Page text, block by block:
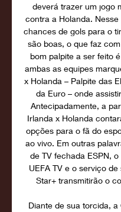
deverá trazer um jogo
contra a Holanda. Nesse
chances de gols para o
são boas, o que faz
bom palpite a ser feito
ambas as equipes
x Holanda – Palpite das
da Euro – onde
Antecipadamente, a
Irlanda x Holanda
opções para o fã do
ao vivo. Em outras
de TV fechada ESPN,
UEFA TV e o serviço
Star+ transmitirão o
Diante de sua torcida, a